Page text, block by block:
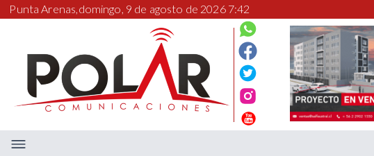
Punta Arenas,domingo, 9 de agosto de 2026 7:42